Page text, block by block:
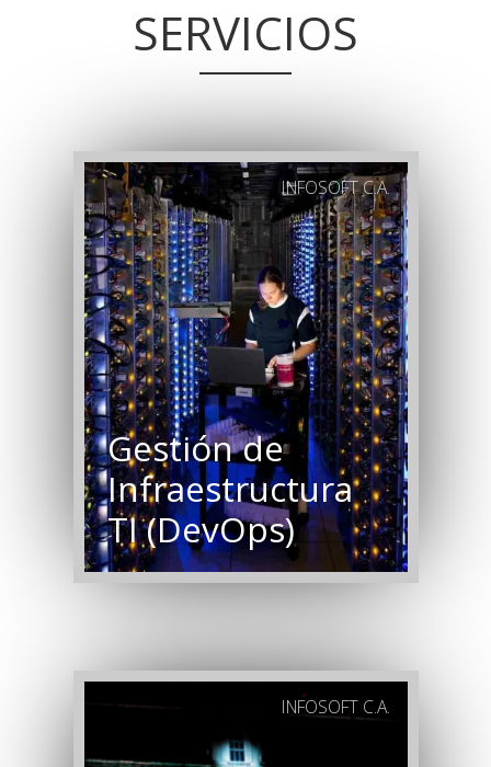
SERVICIOS
Gestión de
Infraestructura
TI (DevOps)
INFOSOFT C.A.
INFOSOFT C.A.